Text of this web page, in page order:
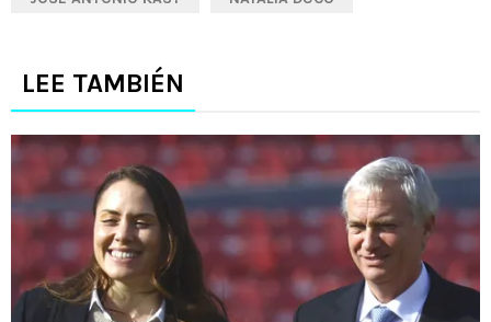
LEE TAMBIÉN